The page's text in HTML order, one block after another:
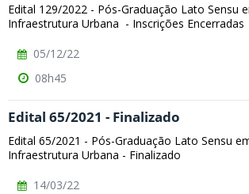
Edital 129/2022 - Pós-Graduação Lato Sensu
Infraestrutura Urbana - Inscrições Encerradas
05/12/22
08h45
Edital 65/2021 - Finalizado
Edital 65/2021 - Pós-Graduação Lato Sensu
Infraestrutura Urbana - Finalizado
14/03/22